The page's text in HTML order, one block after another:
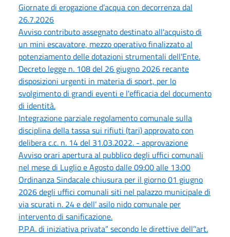
Giornate di erogazione d’acqua con decorrenza dal
26.7.2026
Avviso contributo assegnato destinato all'acquisto di
un mini escavatore, mezzo operativo finalizzato al
potenziamento delle dotazioni strumentali dell'Ente.
Decreto legge n. 108 del 26 giugno 2026 recante
disposizioni urgenti in materia di sport, per lo
svolgimento di grandi eventi e l'efficacia del documento
di identità.
Integrazione parziale regolamento comunale sulla
disciplina della tassa sui rifiuti (tari) approvato con
delibera c.c. n. 14 del 31.03.2022. - approvazione
Avviso orari apertura al pubblico degli uffici comunali
nel mese di Luglio e Agosto dalle 09:00 alle 13:00
Ordinanza Sindacale chiusura per il giorno 01 giugno
2026 degli uffici comunali siti nel palazzo municipale di
via scurati n. 24 e dell’ asilo nido comunale per
intervento di sanificazione.
P.P.A. di iniziativa privata” secondo le direttive dell’'art.